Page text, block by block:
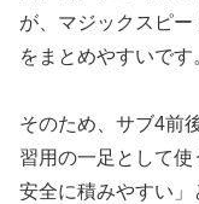
が、マジックスピ
をまとめやすいです
そのため、サブ4前
習用の一足として
安全に積みやすい」